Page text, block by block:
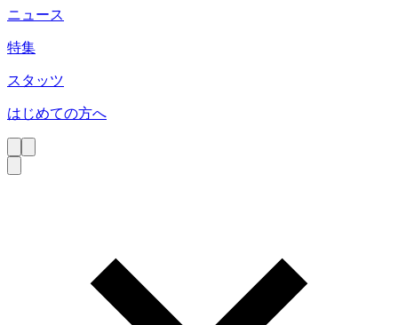
ニュース
特集
スタッツ
はじめての方へ